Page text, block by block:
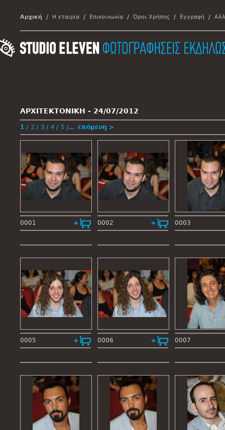
Αρχική Η εταιρία Επικοινωνία Όροι Χρήσης Εγγραφή
ΑΡΧΙΤΕΚΤΟΝΙΚΗ - 24/07/2012
1 2 3 4 5 … επόμενη >
0001 0002 0003
0005 0006 0007